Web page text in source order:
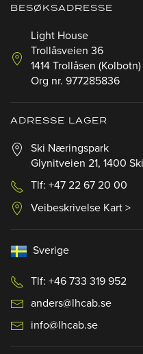
BESØKSADRESSE
Light House
Trollåsveien 36
1414 Trollåsen (Kolbotn)
Org nr. 977285836
ADRESSE LAGER
Ski Næringspark
Glynitveien 21, 1400 Ski
Tlf: +47 22 67 20 00
Veibeskrivelse Kart >
Sverige
Tlf: +46 733 319 952
anders@lhcab.se
info@lhcab.se